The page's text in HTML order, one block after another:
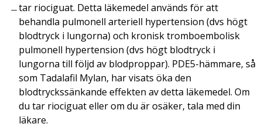
tar riociguat. Detta läkemedel används för att
behandla pulmonell arteriell hypertension (dvs högt
blodtryck i lungorna) och kronisk tromboembolisk
pulmonell hypertension (dvs högt blodtryck i
lungorna till följd av blodproppar). PDE5-hämmare, så
som Tadalafil Mylan, har visats öka den
blodtryckssänkande effekten av detta läkemedel. Om
du tar riociguat eller om du är osäker, tala med din
läkare.